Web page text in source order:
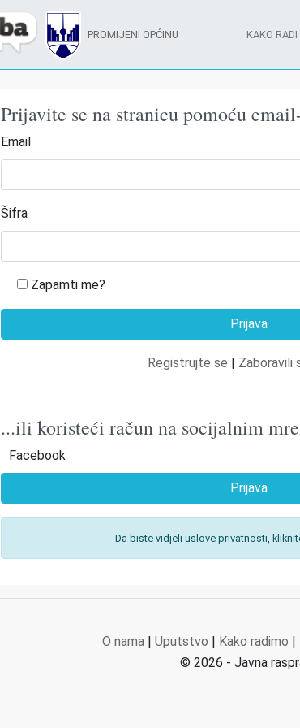
PROMIJENI OPĆINU KAKO
Prijavite se na stranicu pomoću
Email
Šifra
Zapamti me?
Registrujte se | Zaboravili
...ili koristeći račun na socijalnim
Facebook
Prijava
Da biste vidjeli uslove privatnosti,
O nama | Uputstvo | Kako radimo |
© 2026 - Javna